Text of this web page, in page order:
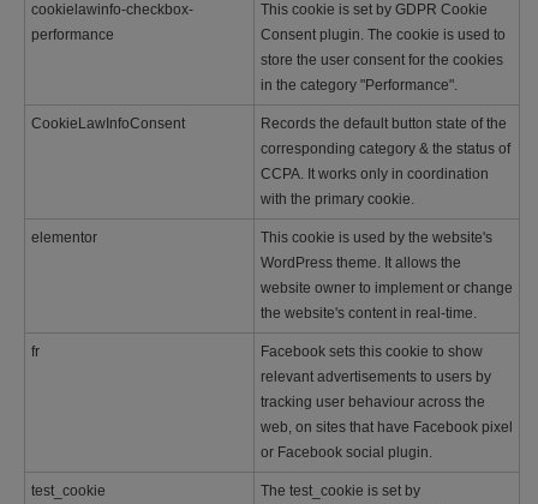
cookielawinfo-checkbox-
performance
This cookie is set by GDPR Cookie
Consent plugin. The cookie is used to
store the user consent for the cookies
in the category "Performance".
CookieLawInfoConsent
Records the default button state of the
corresponding category & the status of
CCPA. It works only in coordination
with the primary cookie.
elementor
This cookie is used by the website's
WordPress theme. It allows the
website owner to implement or change
the website's content in real-time.
fr
Facebook sets this cookie to show
relevant advertisements to users by
tracking user behaviour across the
web, on sites that have Facebook pixel
or Facebook social plugin.
test_cookie
The test_cookie is set by